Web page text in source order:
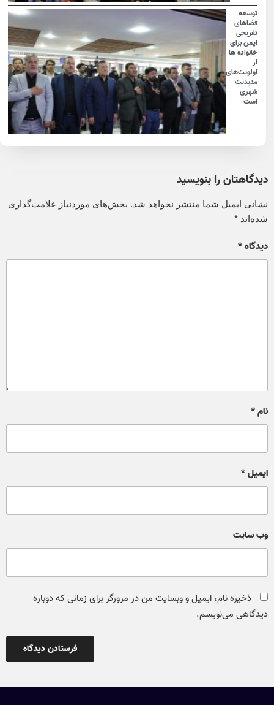
توسعه
فضاهای
تفریحی
ایمن برای
خانواده ها
اولویت‌های
مدیدیت
شهری
است
دیدگاهتان را بنویسید
نشانی ایمیل شما منتشر نخواهد شد. بخش‌های موردنیاز علامت‌گذاری
شده‌اند*
دیدگاه*
نام*
ایمیل*
وب‌ سایت
ذخیره نام، ایمیل و وبسایت من در مرورگر برای زمانی که دوباره
دیدگاهی می‌نویسم.